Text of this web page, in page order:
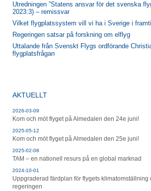
Utredningen ”Statens ansvar för det svenska
2023:3) – remissvar
Vilket flygplatssystem vill vi ha i Sverige i
Regeringen satsar på forskning om elflyg
Uttalande från Svenskt Flygs ordförande
flygplatsfrågan
AKTUELLT
2026-03-09
Kom och möt flyget på Almedalen den 24e juni!
2025-05-12
Kom och möt flyget på Almedalen den 25e juni!
2025-02-08
TAM – en nationell resurs på en global marknad
2024-10-01
Uppgraderad färdplan för flygets klimatomställning
regeringen